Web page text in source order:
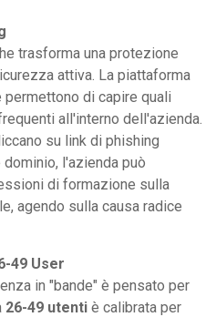
trasforma una protezione
attiva. La piattaforma
permettono di capire quali
all'interno dell'azienda.
su link di phishing
l'azienda può
di formazione sulla
agendo sulla causa radice
49 User
in "bande" è pensato per
26-49 utenti è calibrata per